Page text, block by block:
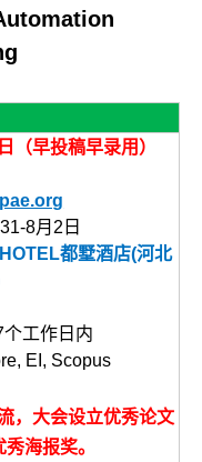
（早投稿早录用）
8月2日
都墅酒店(河北
工作日内
EI, Scopus
，大会设立优秀论文
海报奖。